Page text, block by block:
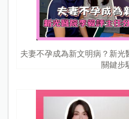
夫妻不孕成為新文明病？新
關鍵步